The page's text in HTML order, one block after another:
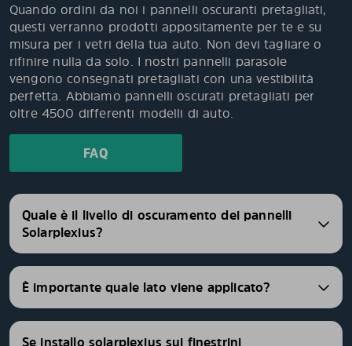
Quando ordini da noi i pannelli oscuranti pretagliati,
questi verranno prodotti appositamente per te e su
misura per i vetri della tua auto. Non devi tagliare o
rifinire nulla da solo. I nostri pannelli parasole
vengono consegnati pretagliati con una vestibilità
perfetta. Abbiamo pannelli oscurati pretagliati per
oltre 4500 differenti modelli di auto.
FAQ
Quale è il livello di oscuramento dei pannelli
Solarplexius?
È importante quale lato viene applicato?
Se installo solarplexius sui finestrini